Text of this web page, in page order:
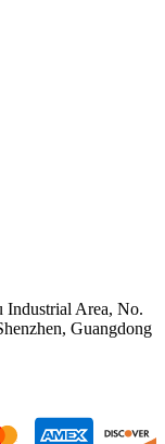
Industrial Area, No.
Guangdong